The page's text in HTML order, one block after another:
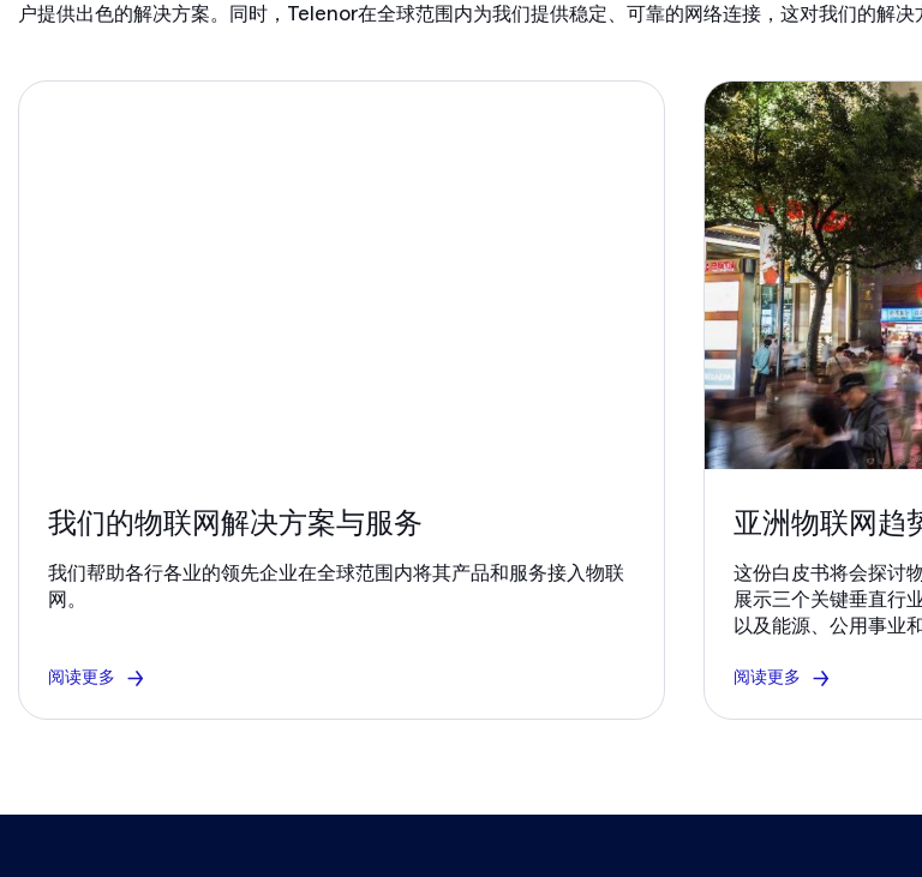
户提供出色的解决方案。同时，Telenor在全球范围内为我们提供稳定、可靠的网络连接，这对我们的解决
我们的物联网解决方案与服务
我们帮助各行各业的领先企业在全球范围内将其产品和服务接入物联
网。
阅读更多
亚洲物联网趋
这份白皮书将会探讨
展示三个关键垂直行
以及能源、公用事业
阅读更多